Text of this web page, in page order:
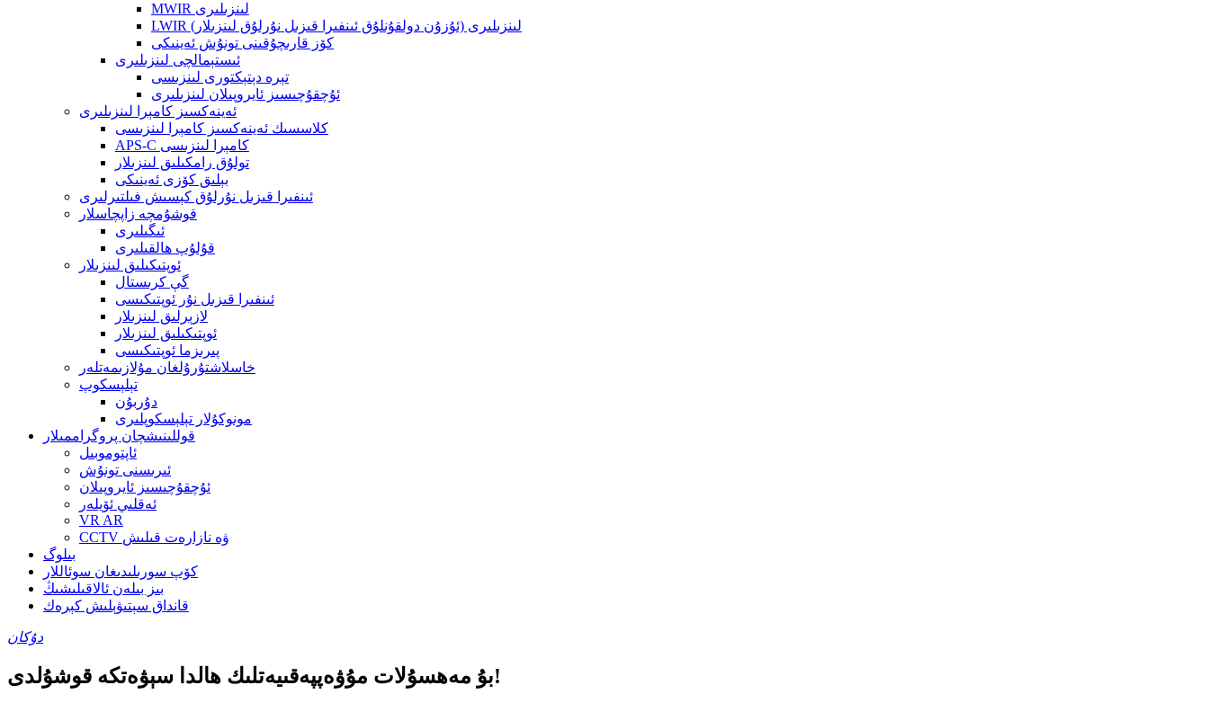
MWIR لىنزىلىرى
LWIR لىنزىلىرى (ئۇزۇن دولقۇنلۇق ئىنفىرا قىزىل نۇرلۇق لىنزىلار)
كۆز قارىچۇقىنى تونۇش ئەينىكى
ئىستېمالچى لىنزىلىرى
تېرە دېتېكتورى لىنزىسى
ئۇچقۇچىسىز ئايروپىلان لىنزىلىرى
ئەينەكسىز كامېرا لىنزىلىرى
كلاسسىك ئەينەكسىز كامېرا لىنزىسى
APS-C كامېرا لىنزىسى
تولۇق رامكىلىق لىنزىلار
بېلىق كۆزى ئەينىكى
ئىنفىرا قىزىل نۇرلۇق كېسىش فىلتىرلىرى
قوشۇمچە زاپچاسلار
ئىگىلىرى
قۇلۇپ ھالقىلىرى
ئوپتىكىلىق لىنزىلار
گې كرىستال
ئىنفىرا قىزىل نۇر ئوپتىكىسى
لازېرلىق لىنزىلار
ئوپتىكىلىق لىنزىلار
پىرىزما ئوپتىكىسى
خاسلاشتۇرۇلغان مۇلازىمەتلەر
تېلېسكوپ
دۇربۇن
مونوكۇلار تېلېسكوپلىرى
قوللىنىشچان پروگراممىلار
ئاپتوموبىل
ئىرىسنى تونۇش
ئۇچقۇچىسىز ئايروپىلان
ئەقلىي ئۆيلەر
VR AR
CCTV ۋە نازارەت قىلىش
بىلوگ
كۆپ سورىلىدىغان سوئاللار
بىز بىلەن ئالاقىلىشىڭ
قانداق سېتىۋېلىش كېرەك
دۇكان
بۇ مەھسۇلات مۇۋەپپەقىيەتلىك ھالدا سېۋەتكە قوشۇلدى!